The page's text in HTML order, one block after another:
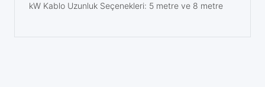
kW Kablo Uzunluk Seçenekleri: 5 metre ve 8 metre